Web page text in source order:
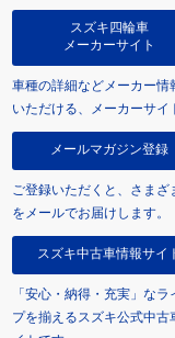
スズキ四輪車
メーカーサイト
車種の詳細などメーカー情
いただける、メーカーサイ
メールマガジン登録
ご登録いただくと、さまざ
をメールでお届けします。
スズキ中古車情報サイ
「安心・納得・充実」なラ
プを揃えるスズキ公式中古